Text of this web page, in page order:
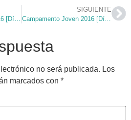
Campamento Joven 2016 [Día 5] #buscando
SIGUIENTE
Campamento Joven 2016 [Día 7] #sal
no será publicada. Los
marcados con *